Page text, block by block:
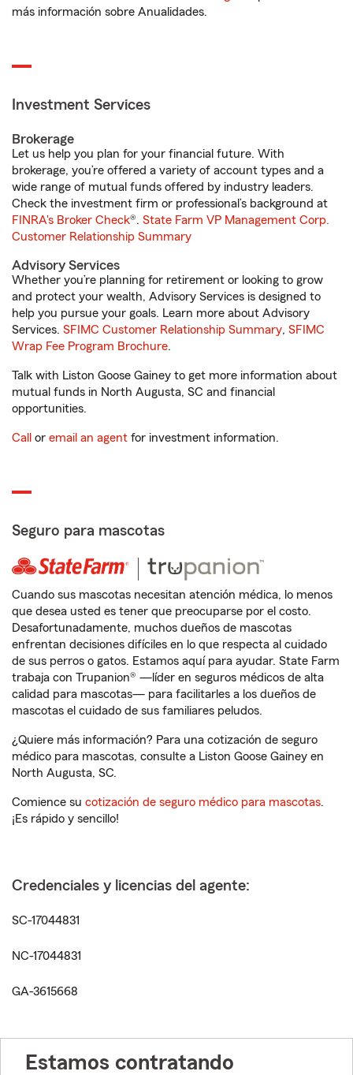
más información sobre Anualidades.
Investment Services
Brokerage
Let us help you plan for your financial future. With
brokerage, you’re offered a variety of account types and a
wide range of mutual funds offered by industry leaders.
Check the investment firm or professional’s background at
FINRA's Broker Check®. State Farm VP Management Corp.
Customer Relationship Summary
Advisory Services
Whether you’re planning for retirement or looking to grow
and protect your wealth, Advisory Services is designed to
help you pursue your goals. Learn more about Advisory
Services. SFIMC Customer Relationship Summary, SFIMC
Wrap Fee Program Brochure.
Talk with Liston Goose Gainey to get more information about
mutual funds in North Augusta, SC and financial
opportunities.
Call or email an agent for investment information.
Seguro para mascotas
Cuando sus mascotas necesitan atención médica, lo menos
que desea usted es tener que preocuparse por el costo.
Desafortunadamente, muchos dueños de mascotas
enfrentan decisiones difíciles en lo que respecta al cuidado
de sus perros o gatos. Estamos aquí para ayudar. State Farm
trabaja con Trupanion® —líder en seguros médicos de alta
calidad para mascotas— para facilitarles a los dueños de
mascotas el cuidado de sus familiares peludos.
¿Quiere más información? Para una cotización de seguro
médico para mascotas, consulte a Liston Goose Gainey en
North Augusta, SC.
Comience su cotización de seguro médico para mascotas.
¡Es rápido y sencillo!
Credenciales y licencias del agente:
SC-17044831
NC-17044831
GA-3615668
Estamos contratando